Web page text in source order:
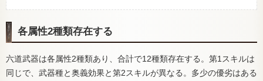
各属性2種類存在する
六道武器は各属性2種類あり、合計で12種類存在する。第1スキルは
同じで、武器種と奥義効果と第2スキルが異なる。多少の優劣はある